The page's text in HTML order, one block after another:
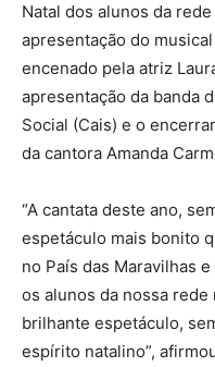
Natal dos alunos da
apresentação do
encenado pela atriz
apresentação da banda
Social (Cais) e o
da cantora Amanda
“A cantata deste ano,
espetáculo mais bonito
no País das Maravilhas
os alunos da nossa
brilhante espetáculo,
espírito natalino”,